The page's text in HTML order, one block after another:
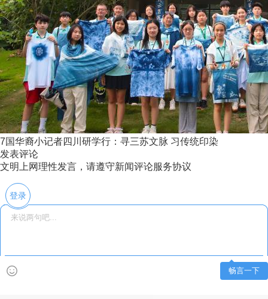
7国华裔小记者四川研学行：寻三苏文脉 习传统印染
发表评论
文明上网理性发言，请遵守新闻评论服务协议
登录
畅言一下